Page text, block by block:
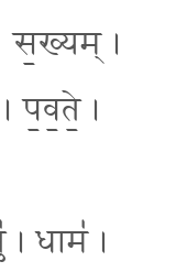
स॒ख्यम् ।
प॒व॒ते॒ ।
धाम॑ ।